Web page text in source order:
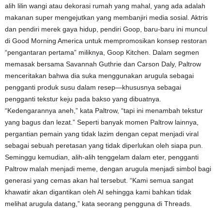
alih lilin wangi atau dekorasi rumah yang mahal, yang ada adalah
makanan super mengejutkan yang membanjiri media sosial. Aktris
dan pendiri merek gaya hidup, pendiri Goop, baru-baru ini muncul
di Good Morning America untuk mempromosikan konsep restoran
“pengantaran pertama” miliknya, Goop Kitchen. Dalam segmen
memasak bersama Savannah Guthrie dan Carson Daly, Paltrow
menceritakan bahwa dia suka menggunakan arugula sebagai
pengganti produk susu dalam resep—khususnya sebagai
pengganti tekstur keju pada bakso yang dibuatnya.
“Kedengarannya aneh,” kata Paltrow, “tapi ini menambah tekstur
yang bagus dan lezat.” Seperti banyak momen Paltrow lainnya,
pergantian pemain yang tidak lazim dengan cepat menjadi viral
sebagai sebuah peretasan yang tidak diperlukan oleh siapa pun.
Seminggu kemudian, alih-alih tenggelam dalam eter, pengganti
Paltrow malah menjadi meme, dengan arugula menjadi simbol bagi
generasi yang cemas akan hal tersebut. “Kami semua sangat
khawatir akan digantikan oleh AI sehingga kami bahkan tidak
melihat arugula datang,” kata seorang pengguna di Threads.